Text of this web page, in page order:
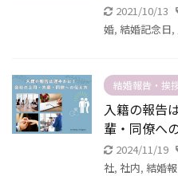
2021/10/13
婚, 結婚記念日,
結婚報告・挨
入籍の報告
輩・同僚へ
2024/11/19
社, 社内, 結婚